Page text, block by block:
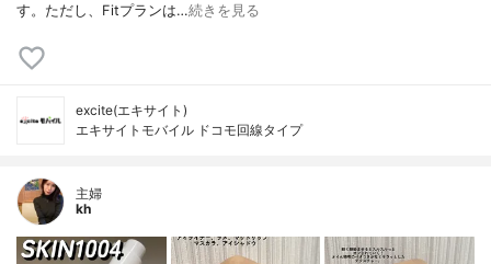
す。ただし、Fitプランは…続きを見る
excite(エキサイト)
エキサイトモバイル ドコモ回線タイプ
主婦
kh